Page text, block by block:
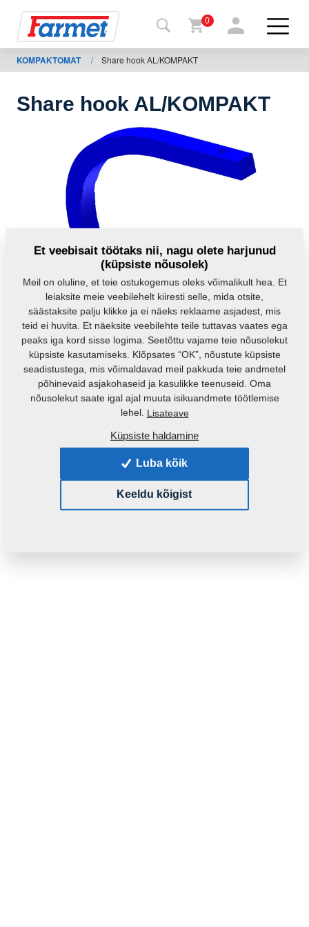
Farmeti
masinad
Allalaadimiseks
0
KOMPAKTOMAT / Share hook AL/KOMPAKT
Share hook AL/KOMPAKT
3002818
Algne katalooginumber:
300023730055303003389
Et veebisait töötaks nii, nagu olete harjunud
(küpsiste nõusolek)
Meil on oluline, et teie ostukogemus oleks võimalikult hea. Et
leiaksite meie veebilehelt kiiresti selle, mida otsite,
säästaksite palju klikke ja ei näeks reklaame asjadest, mis
teid ei huvita. Et näeksite veebilehte teile tuttavas vaates ega
peaks iga kord sisse logima. Seetõttu vajame teie nõusolekut
küpsiste kasutamiseks. Klõpsates “OK”, nõustute küpsiste
seadistustega, mis võimaldavad meil pakkuda teie andmetel
põhinevaid asjakohaseid ja kasulikke teenuseid. Oma
nõusolekut saate igal ajal muuta isikuandmete töötlemise
lehel. Lisateave
Küpsiste haldamine
Luba kõik
Keeldu kõigist